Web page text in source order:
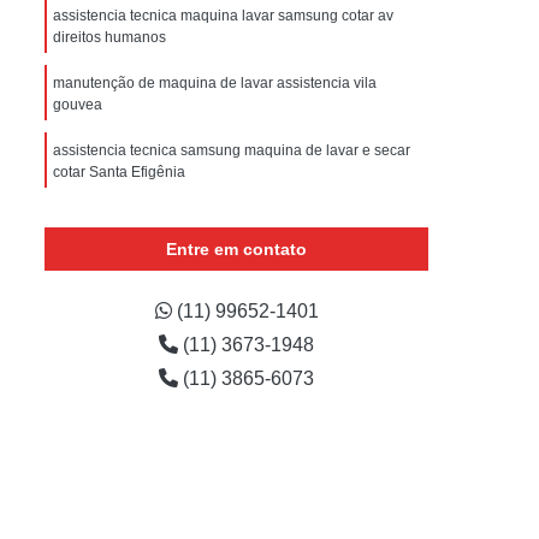
Tecnica Refrigerador com Defeito
com Problema
Assistencia Tecnica Refrigerador Não Liga
Electrolux Assistencia Tecnica
Assistencia Tecnica Maquina Secadora
Lavadora e Secadora
Assistencia Tecnica Secadora de Roupa
Assistencia Tecnica Secadora Samsung
assistencia tecnica maquina lavar samsung cotar av
direitos humanos
manutenção de maquina de lavar assistencia vila
gouvea
assistencia tecnica samsung maquina de lavar e secar
cotar Santa Efigênia
onde encontro samsung maquina de lavar assistencia
tecnica Parque Novo Mundo
Entre em contato
(11) 99652-1401
(11) 3673-1948
(11) 3865-6073